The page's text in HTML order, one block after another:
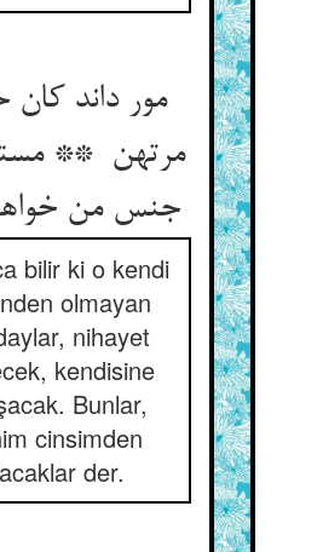
مور داند
مرتهن **
جنس من خواهد شدن
bilir ki o kendi
olmayan
nihayet
kendisine
Bunlar,
cinsimden
der.